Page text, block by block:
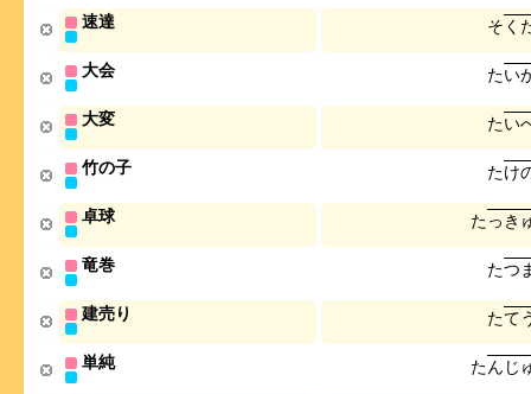
速達 そ く
大会 たい
大変 たい
竹の子 たけ
卓球 たっ き
竜巻 たつ
建売り たて
単純 たん じ